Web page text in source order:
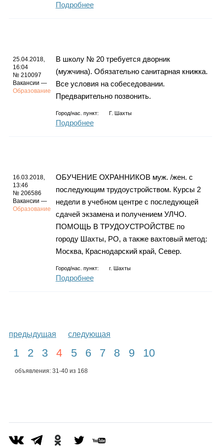
Подробнее
25.04.2018,
16:04
№ 210097
Вакансии —
Образование
В школу № 20 требуется дворник
(мужчина). Обязательно санитарная книжка.
Все условия на собеседовании.
Предварительно позвонить.
Город/нас. пункт: Г. Шахты
Подробнее
16.03.2018,
13:46
№ 206586
Вакансии —
Образование
ОБУЧЕНИЕ ОХРАННИКОВ муж. /жен. с
последующим трудоустройством. Курсы 2
недели в учебном центре с последующей
сдачей экзамена и получением УЛЧО.
ПОМОЩЬ В ТРУДОУСТРОЙСТВЕ по
городу Шахты, РО, а также вахтовый метод:
Москва, Краснодарский край, Север.
Город/нас. пункт: г. Шахты
Подробнее
предыдущая следующая
1 2 3 4 5 6 7 8 9 10
объявления: 31-40 из 168